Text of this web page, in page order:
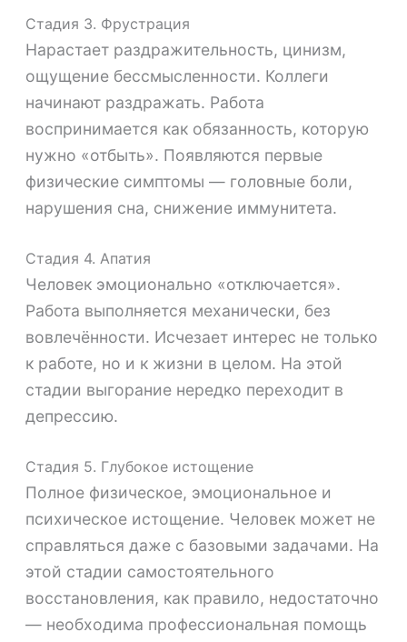
Стадия 3. Фрустрация
Нарастает раздражительность, цинизм,
ощущение бессмысленности. Коллеги
начинают раздражать. Работа
воспринимается как обязанность, которую
нужно «отбыть». Появляются первые
физические симптомы — головные боли,
нарушения сна, снижение иммунитета.
Стадия 4. Апатия
Человек эмоционально «отключается».
Работа выполняется механически, без
вовлечённости. Исчезает интерес не только
к работе, но и к жизни в целом. На этой
стадии выгорание нередко переходит в
депрессию.
Стадия 5. Глубокое истощение
Полное физическое, эмоциональное и
психическое истощение. Человек может не
справляться даже с базовыми задачами. На
этой стадии самостоятельного
восстановления, как правило, недостаточно
— необходима профессиональная помощь